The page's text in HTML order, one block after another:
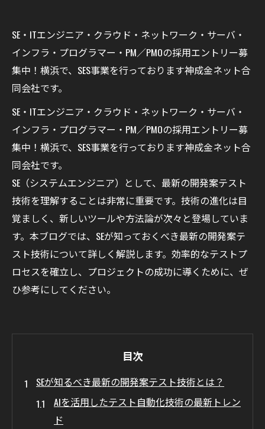
SE・ITエンジニア・クラウド・ネットワーク・サーバ・
インフラ・プログラマー・PM／PMOの採用エントリー募
集中！横浜で、SES事業を行っております神成金ネット合
同会社です。
SE・ITエンジニア・クラウド・ネットワーク・サーバ・
インフラ・プログラマー・PM／PMOの採用エントリー募
集中！横浜で、SES事業を行っております神成金ネット合
同会社です。
SE（システムエンジニア）として、最新の開発案テスト
技術を理解することは非常に重要です。技術の進化は目
覚ましく、新しいツールや方法論が次々と登場していま
す。本ブログでは、SEが知っておくべき最新の開発案テ
スト技術について詳しく解説します。効率的なテストプ
ロセスを確立し、プロジェクトの成功に導くために、ぜ
ひ参考にしてください。
目次
SEが知るべき最新の開発案テスト技術とは？
AIを活用したテスト自動化技術の最新トレン
ド